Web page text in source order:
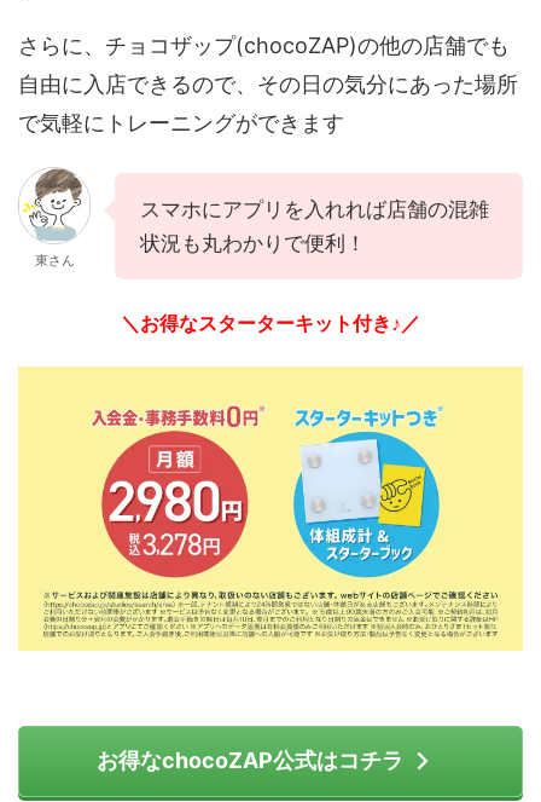
さらに、チョコザップ(chocoZAP)の他の店舗でも
自由に入店できるので、その日の気分にあった場所
で気軽にトレーニングができます
東さん
スマホにアプリを入れれば店舗の混雑
状況も丸わかりで便利！
＼お得なスターターキット付き♪／
お得なchocoZAP公式はコチラ